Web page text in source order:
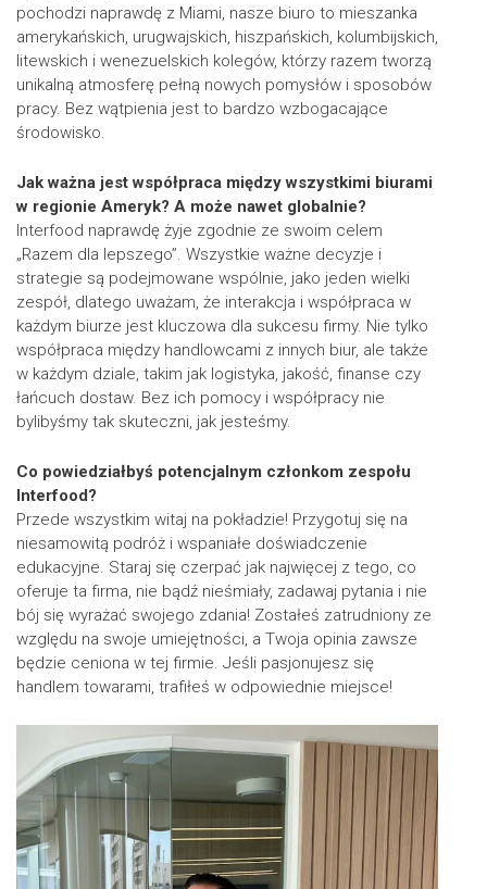
pochodzi naprawdę z Miami, nasze biuro to mieszanka
amerykańskich, urugwajskich, hiszpańskich, kolumbijskich,
litewskich i wenezuelskich kolegów, którzy razem tworzą
unikalną atmosferę pełną nowych pomysłów i sposobów
pracy. Bez wątpienia jest to bardzo wzbogacające
środowisko.
Jak ważna jest współpraca między wszystkimi biurami
w regionie Ameryk? A może nawet globalnie?
Interfood naprawdę żyje zgodnie ze swoim celem
„Razem dla lepszego”. Wszystkie ważne decyzje i
strategie są podejmowane wspólnie, jako jeden wielki
zespół, dlatego uważam, że interakcja i współpraca w
każdym biurze jest kluczowa dla sukcesu firmy. Nie tylko
współpraca między handlowcami z innych biur, ale także
w każdym dziale, takim jak logistyka, jakość, finanse czy
łańcuch dostaw. Bez ich pomocy i współpracy nie
bylibyśmy tak skuteczni, jak jesteśmy.
Co powiedziałbyś potencjalnym członkom zespołu
Interfood?
Przede wszystkim witaj na pokładzie! Przygotuj się na
niesamowitą podróż i wspaniałe doświadczenie
edukacyjne. Staraj się czerpać jak najwięcej z tego, co
oferuje ta firma, nie bądź nieśmiały, zadawaj pytania i nie
bój się wyrażać swojego zdania! Zostałeś zatrudniony ze
względu na swoje umiejętności, a Twoja opinia zawsze
będzie ceniona w tej firmie. Jeśli pasjonujesz się
handlem towarami, trafiłeś w odpowiednie miejsce!